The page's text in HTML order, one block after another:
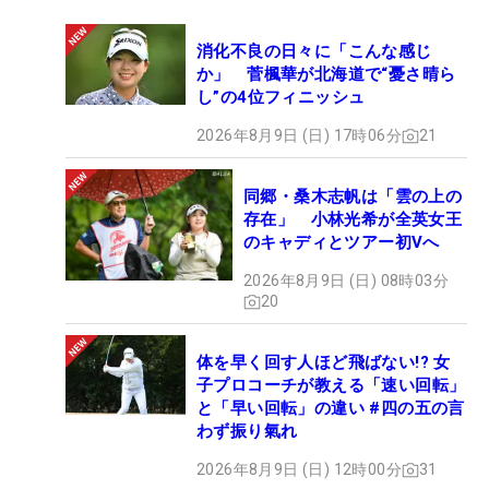
消化不良の日々に「こんな感じ
か」 菅楓華が北海道で“憂さ晴ら
し”の4位フィニッシュ
2026年8月9日 (日) 17時06分 21
同郷・桑木志帆は「雲の上の
存在」 小林光希が全英女王
のキャディとツアー初Vへ
2026年8月9日 (日) 08時03分
20
体を早く回す人ほど飛ばない!? 女
子プロコーチが教える「速い回転」
と「早い回転」の違い #四の五の言
わず振り氣れ
2026年8月9日 (日) 12時00分 31